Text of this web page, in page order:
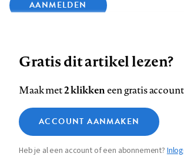
AANMELDEN
op
Facebook
op
LinkedIn
op
Bluesky
ons
op
InstagramYouTube
Footer
Contact Colofon Disclaimer Privacy
Medische vragen
betrouwbare
Zie onze cookie policy
Analytische cookies
Marketing cookies
Gratis dit artikel lezen?
Maak met2 klikkeneen gratis
ACCOUNT AANMAKEN
Heb je al een account of een abonnement?